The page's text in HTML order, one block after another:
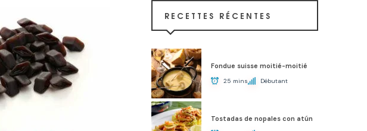
RECETTES RÉCENTES
Fondue suisse moitié-moitié
25 mins Débutant
Tostadas de nopales con atún